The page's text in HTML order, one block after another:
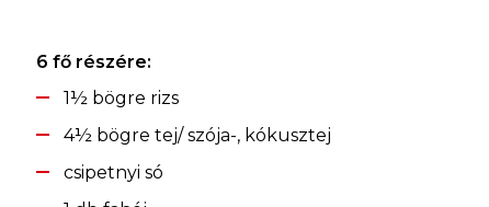
6 fő részére:
1½ bögre rizs
4½ bögre tej/ szója-, kókusztej
csipetnyi só